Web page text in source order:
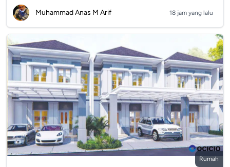
Muhammad Anas M Arif 18 jam yang lalu
Rumah